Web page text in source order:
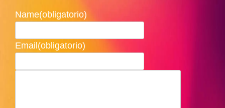
Name(obligatorio)
Email(obligatorio)